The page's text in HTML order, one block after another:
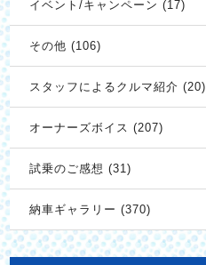
イベント/キャンペーン (17)
その他 (106)
スタッフによるクルマ紹介 (20)
オーナーズボイス (207)
試乗のご感想 (31)
納車ギャラリー (370)